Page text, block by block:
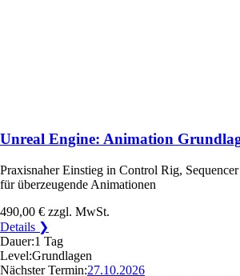
Unreal Engine: Animation
Praxisnaher Einstieg in Control Rig,
für überzeugende Animationen
490,00 € zzgl. MwSt.
Details ❯
Dauer:1 Tag
Level:Grundlagen
Nächster Termin:27.10.2026